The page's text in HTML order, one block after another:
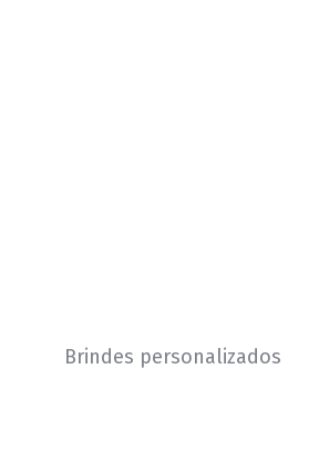
Brindes personalizados